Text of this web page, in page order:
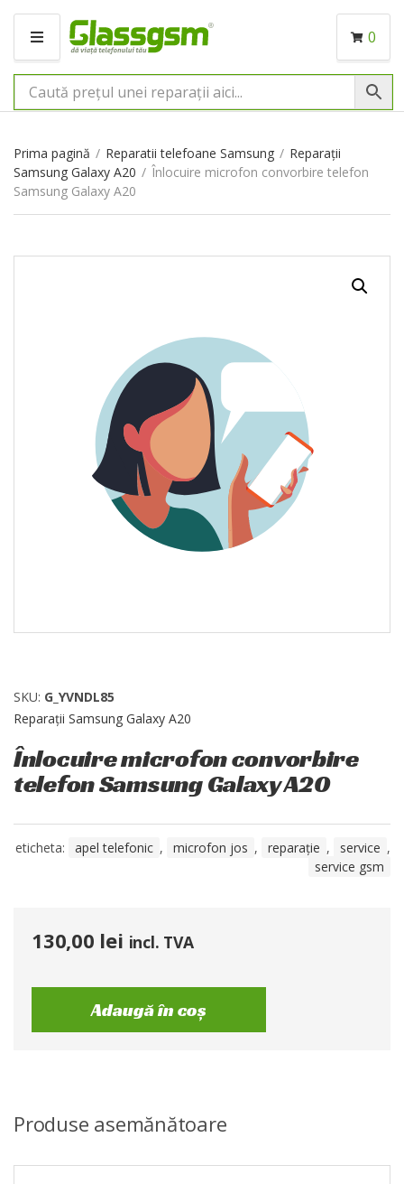
M
N
I
0
Prima pagină / Reparatii telefoane Samsung / Reparații
Samsung Galaxy A20 / Înlocuire microfon convorbire telefon
Samsung Galaxy A20
SKU: G_YVNDL85
Reparații Samsung Galaxy A20
Înlocuire microfon convorbire
telefon Samsung Galaxy A20
eticheta: apel telefonic , microfon jos , reparație , service ,
service gsm
130,00 lei incl. TVA
Adaugă în coș
Produse asemănătoare